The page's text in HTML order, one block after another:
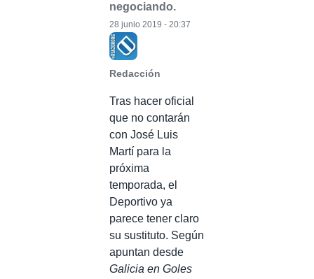
negociando.
Redacción
28 junio 2019 - 20:37
Tras hacer oficial
que no contarán
con José Luis
Martí para la
próxima
temporada, el
Deportivo ya
parece tener claro
su sustituto. Según
apuntan desde
Galicia en Goles